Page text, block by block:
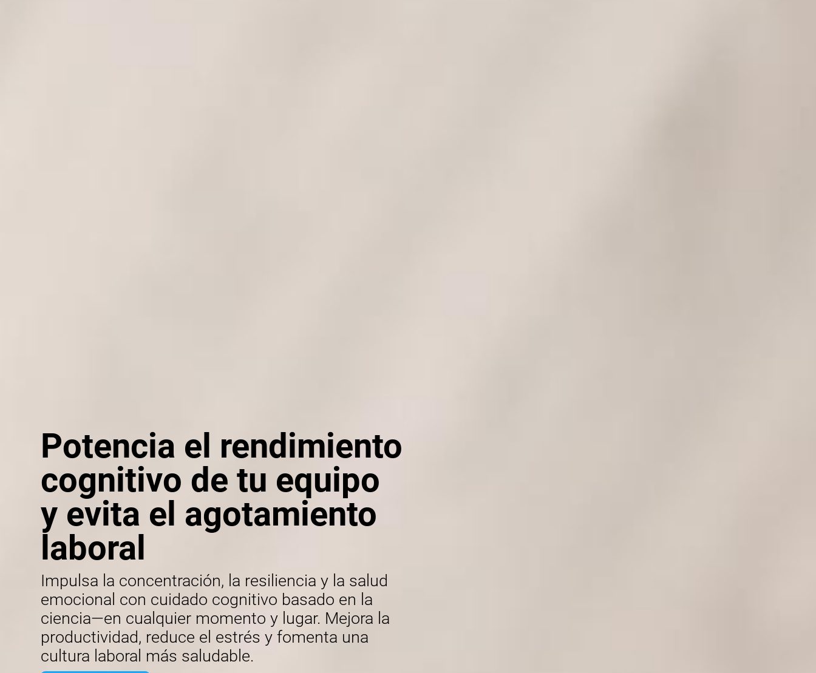
Potencia el rendimiento
cognitivo de tu equipo
y evita el agotamiento
laboral
Impulsa la concentración, la resiliencia y la salud
emocional con cuidado cognitivo basado en la
ciencia—en cualquier momento y lugar. Mejora la
productividad, reduce el estrés y fomenta una
cultura laboral más saludable.